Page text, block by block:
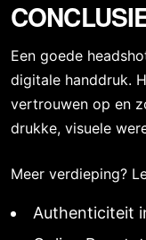
Een goede
digitale handdruk.
vertrouwen op en
drukke, visuele
Meer verdieping?
Authenticiteit